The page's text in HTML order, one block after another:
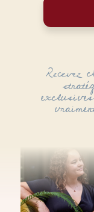
Recevez
straté
exclusives